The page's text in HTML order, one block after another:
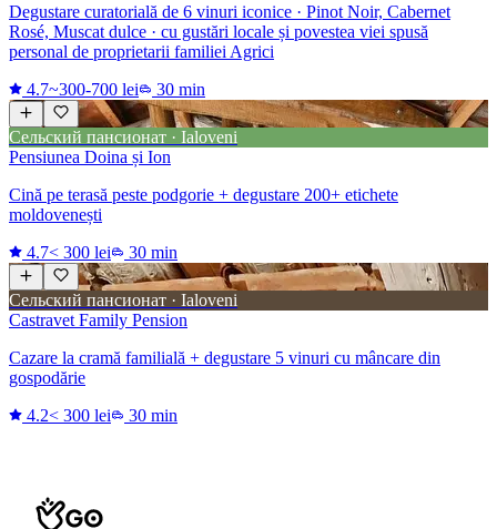
Degustare curatorială de 6 vinuri iconice · Pinot Noir, Cabernet
Rosé, Muscat dulce · cu gustări locale și povestea viei spusă
personal de proprietarii familiei Agrici
4.7~300-700 lei 30 min
Сельский пансионат · Ialoveni
Pensiunea Doina și Ion
Cină pe terasă peste podgorie + degustare 200+ etichete
moldovenești
4.7< 300 lei 30 min
Сельский пансионат · Ialoveni
Castravet Family Pension
Cazare la cramă familială + degustare 5 vinuri cu mâncare din
gospodărie
4.2< 300 lei 30 min